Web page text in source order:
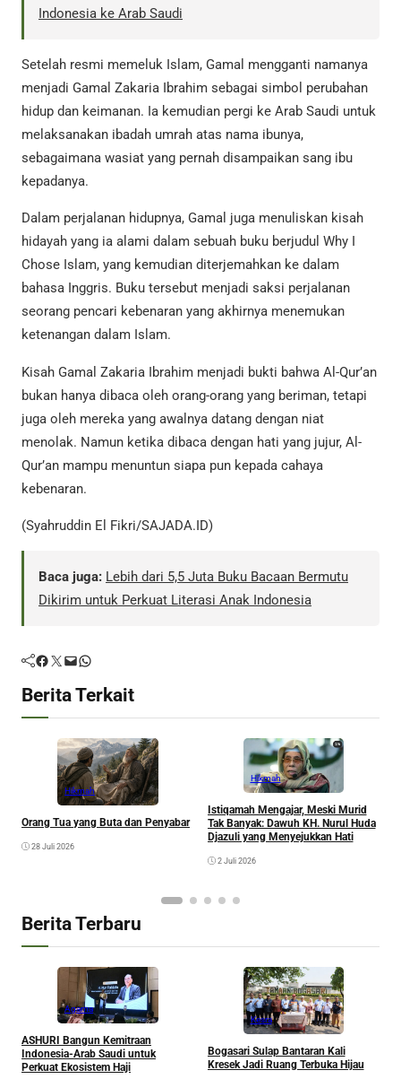
Indonesia ke Arab Saudi
Setelah resmi memeluk Islam, Gamal mengganti namanya
menjadi Gamal Zakaria Ibrahim sebagai simbol perubahan
hidup dan keimanan. Ia kemudian pergi ke Arab Saudi untuk
melaksanakan ibadah umrah atas nama ibunya,
sebagaimana wasiat yang pernah disampaikan sang ibu
kepadanya.
Dalam perjalanan hidupnya, Gamal juga menuliskan kisah
hidayah yang ia alami dalam sebuah buku berjudul Why I
Chose Islam, yang kemudian diterjemahkan ke dalam
bahasa Inggris. Buku tersebut menjadi saksi perjalanan
seorang pencari kebenaran yang akhirnya menemukan
ketenangan dalam Islam.
Kisah Gamal Zakaria Ibrahim menjadi bukti bahwa Al-Qur’an
bukan hanya dibaca oleh orang-orang yang beriman, tetapi
juga oleh mereka yang awalnya datang dengan niat
menolak. Namun ketika dibaca dengan hati yang jujur, Al-
Qur’an mampu menuntun siapa pun kepada cahaya
kebenaran.
(Syahruddin El Fikri/SAJADA.ID)
Baca juga: Lebih dari 5,5 Juta Buku Bacaan Bermutu
Dikirim untuk Perkuat Literasi Anak Indonesia
Facebook Twitter Mail WhatsApp
Berita Terkait
Hikmah
Orang Tua yang Buta dan Penyabar
28 Juli 2026
Hikmah
Istiqamah Mengajar, Meski Murid
Tak Banyak: Dawuh KH. Nurul Huda
Djazuli yang Menyejukkan Hati
2 Juli 2026
Berita Terbaru
Agama
ASHURI Bangun Kemitraan
Indonesia-Arab Saudi untuk
Perkuat Ekosistem Haji
Kesra
Bogasari Sulap Bantaran Kali
Kresek Jadi Ruang Terbuka Hijau